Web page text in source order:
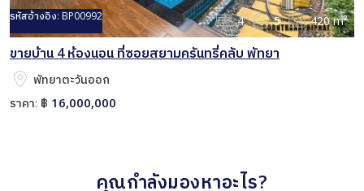
รหัสอ้างอิง: BP00992 4 5 420 m²
ขายบ้าน 4 ห้องนอน ที่ซอยสยามครันทรี่คลับ พัทยา
พัทยาตะวันออก
ราคา: ฿ 16,000,000
คุณกำลังมองหาอะไร?